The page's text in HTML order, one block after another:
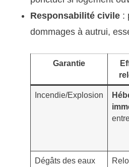
Responsabilité civile :
dommages à autrui,
Garantie
Incendie/Explosion
Dégâts des eaux